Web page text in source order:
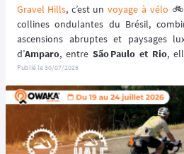
Gravel Hills, c’est un voyage à vélo
collines ondulantes du Brésil,
ascensions abruptes et paysages
d’Amparo, entre São Paulo et Rio,
immersifs de 250 km
ou 550km. Une
des défis techniques, des montées
vibrante. 🏞️
Publié le30/07/2026